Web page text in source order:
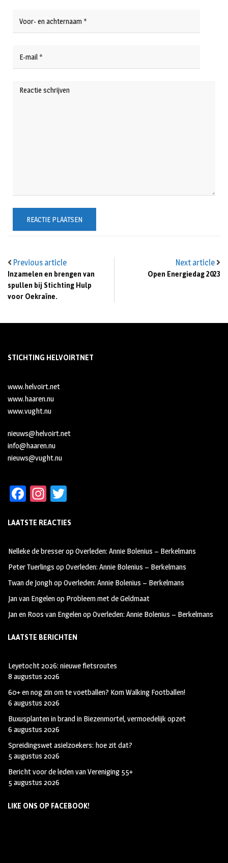
Previous article
Inzamelen en brengen van
spullen bij Stichting Hulp
voor Oekraïne.
Next article
Open Energiedag 2023
STICHTING HELVOIRTNET
www.helvoirt.net
www.haaren.nu
www.vught.nu
nieuws@helvoirt.net
info@haaren.nu
nieuws@vught.nu
Fa
b
oo
k
In
ag
m
tt
LAATSTE REACTIES
Nelleke de bresseropOverleden: Annie Bolenius – Berkelmans
Peter Tuerlings opOverleden: Annie Bolenius – Berkelmans
Twan de JonghopOverleden: Annie Bolenius – Berkelmans
Jan van Engelenop Probleem met de Geldmaat
Jan en Roos van EngelenopOverleden: Annie Bolenius – Berkelmans
LAATSTE BERICHTEN
Leyetocht 2026: nieuwe fietsroutes
8 augustus 2026
60+ en nog zin om te voetballen? Kom Walking Footballen!
6 augustus 2026
Buxusplanten in brand in Biezenmortel, vermoedelijk opzet
6 augustus 2026
Spreidingswet asielzoekers: hoe zit dat?
5 augustus 2026
Bericht voor de leden van Vereniging 55+
5 augustus 2026
LIKE ONS OP FACEBOOK!